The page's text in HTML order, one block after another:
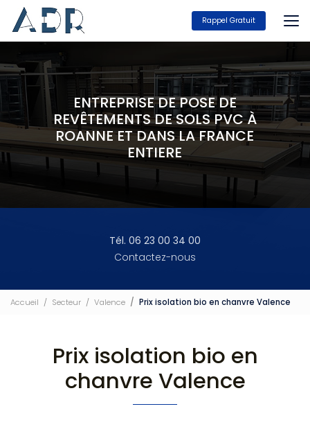
contenu
principal
Rappel Gratuit
ENTREPRISE DE POSE DE
REVÊTEMENTS DE SOLS PVC À
ROANNE ET DANS LA FRANCE
ENTIERE
Tél. 06 23 00 34 00
Contactez-nous
Accueil Secteur Valence Prix isolation bio en chanvre Valence
Prix isolation bio en
chanvre Valence